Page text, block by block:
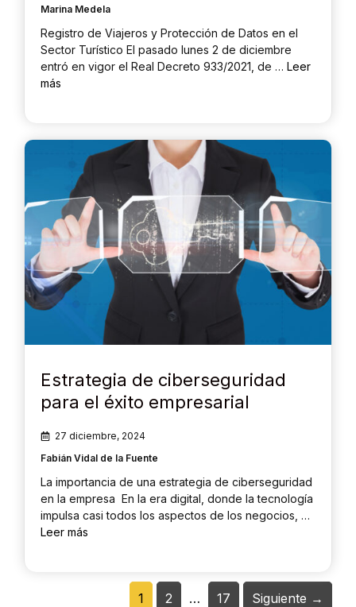
Marina Medela
Registro de Viajeros y Protección de Datos en el
Sector Turístico El pasado lunes 2 de diciembre
entró en vigor el Real Decreto 933/2021, de … Leer
más
Estrategia de ciberseguridad
para el éxito empresarial
27 diciembre, 2024
Fabián Vidal de la Fuente
La importancia de una estrategia de ciberseguridad
en la empresa En la era digital, donde la tecnología
impulsa casi todos los aspectos de los negocios, …
Leer más
Página
1 Página
2 … Página
17 Siguiente →